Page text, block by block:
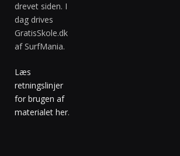
drevet siden. I
dag drives
GratisSkole.dk
af SurfMania.
Læs
retningslinjer
for brugen af
materialet her.